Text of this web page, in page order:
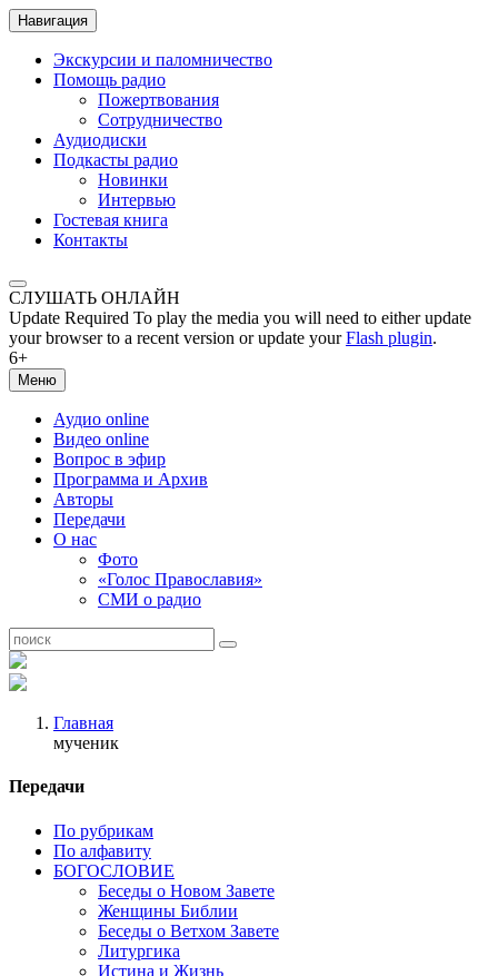
Навигация
Экскурсии и паломничество
Помощь радио
Пожертвования
Сотрудничество
Аудиодиски
Подкасты радио
Новинки
Интервью
Гостевая книга
Контакты
СЛУШАТЬ ОНЛАЙН
Update Required To play the media you will need to either update
your browser to a recent version or update yourFlash plugin.
6+
Меню
Аудио online
Видео online
Вопрос в эфир
Программа и Архив
Авторы
Передачи
О нас
Фото
«Голос Православия»
СМИ о радио
Главная
мученик
Передачи
По рубрикам
По алфавиту
БОГОСЛОВИЕ
Беседы о Новом Завете
Женщины Библии
Беседы о Ветхом Завете
Литургика
Истина и Жизнь